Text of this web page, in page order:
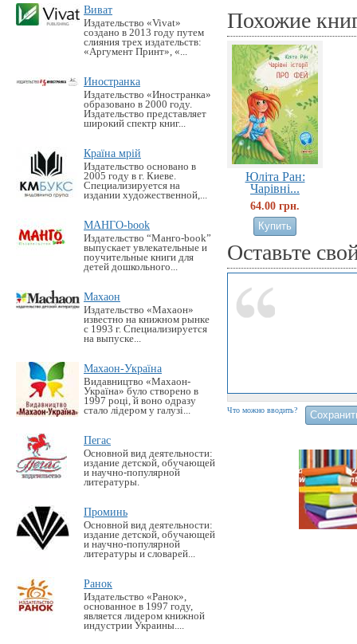
Виват
Издательство «Vivat»
создано в 2013 году путем
слияния трех издательств:
«Аргумент Принт», «...
Иностранка
Издательство «Иностранка»
образовано в 2000 году.
Издательство представляет
широкий спектр книг...
Країна мрій
Издательство основано в
2005 году в г. Киеве.
Специализируется на
издании художественной,...
МАНГО-book
Издательство “Манго-book”
выпускает увлекательные и
поучительные книги для
детей дошкольного...
Махаон
Издательство «Махаон»
известно на книжном рынке
с 1993 г. Специализируется
на выпуске...
Махаон-Україна
Видавництво «Махаон-
Україна» було створено в
1997 році, й воно одразу
стало лідером у галузі...
Пегас
Основной вид деятельности:
издание детской, обучающей
и научно-популярной
литературы.
Проминь
Основной вид деятельности:
издание детской, обучающей
и научно-популярной
литературы и словарей...
Ранок
Издательство «Ранок»,
основанное в 1997 году,
является лидером книжной
индустрии Украины....
Похожие
Юліта Ран:
Чарівні...
64.00 грн.
Оставьте
Что можно вводить?